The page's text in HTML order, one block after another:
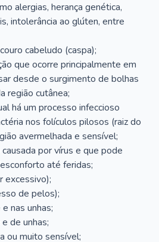
alergias, herança genética,
intolerância ao glúten, entre
cabeludo (caspa);
que ocorre principalmente em
desde o surgimento de bolhas
região cutânea;
há um processo infeccioso
nos folículos pilosos (raiz do
avermelhada e sensível;
por vírus e que pode
até feridas;
excessivo);
de pelos);
nas unhas;
de unhas;
ou muito sensível;